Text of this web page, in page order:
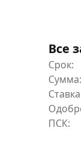
Все
Срок:
Сумма: